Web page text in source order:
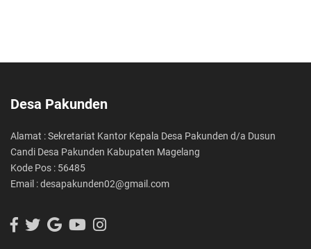
Desa Pakunden
Alamat : Sekretariat Kantor Kepala Desa Pakunden d/a Dusun
Candi Desa Pakunden Kabupaten Magelang
Kode Pos : 56485
Email : desapakunden02@gmail.com